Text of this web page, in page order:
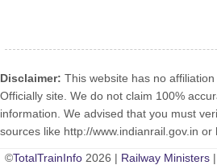
Disclaimer: This website has no
Officially site. We do not claim 100%
information. We advised that you must
sources like http://www.indianrail.gov.in or
©TotalTrainInfo 2026 | Railway Ministers |